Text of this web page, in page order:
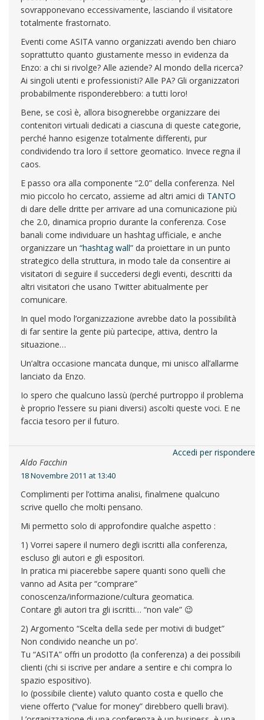
sovrapponevano eccessivamente, lasciando il visitatore
totalmente frastornato.
Eventi come ASITA vanno organizzati avendo ben chiaro
soprattutto quanto giustamente messo in evidenza da
Enzo: a chi si rivolge? Alle aziende? Al mondo della ricerca?
Ai singoli utenti e professionisti? Alle PA? Gli organizzatori
probabilmente risponderebbero: a tutti loro!
Bene, se così è, allora bisognerebbe organizzare dei
contenitori virtuali dedicati a ciascuna di queste categorie,
perché hanno esigenze totalmente differenti, pur
condividendo tra loro il settore geomatico. Invece regna il
caos.
E passo ora alla componente “2.0” della conferenza. Nel
mio piccolo ho cercato, assieme ad altri amici di TANTO
di dare delle dritte per arrivare ad una comunicazione più
che 2.0, dinamica proprio durante la conferenza. Cose
banali come individuare un hashtag ufficiale, e anche
organizzare un “hashtag wall” da proiettare in un punto
strategico della struttura, in modo tale da consentire ai
visitatori di seguire il succedersi degli eventi, descritti da
altri visitatori che usano Twitter abitualmente per
comunicare.
In quel modo l’organizzazione avrebbe dato la possibilità
di far sentire la gente più partecipe, attiva, dentro la
situazione…
Un’altra occasione mancata dunque, mi unisco all’allarme
lanciato da Enzo.
Io spero che qualcuno lassù (perché purtroppo il problema
è proprio l’essere su piani diversi) ascolti queste voci. E ne
faccia tesoro per il futuro.
Aldo Facchin
18 Novembre 2011 at 13:40
Complimenti per l’ottima analisi, finalmene qualcuno
scrive quello che molti pensano.
Mi permetto solo di approfondire qualche aspetto :
1) Vorrei sapere il numero degli iscritti alla conferenza,
escluso gli autori e gli espositori.
In pratica mi piacerebbe sapere quanti sono quelli che
vanno ad Asita per “comprare”
conoscenza/informazione/cultura geomatica.
Contare gli autori tra gli iscritti… “non vale” 😉
2) Argomento “Scelta della sede per motivi di budget”
Non condivido neanche un po’.
Tu “ASITA” offri un prodotto (la conferenza) a dei possibili
clienti (chi si iscrive per andare a sentire e chi compra lo
spazio espositivo).
Io (possibile cliente) valuto quanto costa e quello che
viene offerto (“value for money” direbbero quelli bravi).
Accedi per rispondere